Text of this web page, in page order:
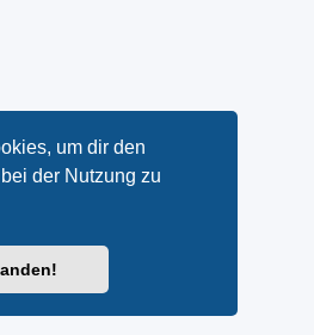
um dir den
der Nutzung zu